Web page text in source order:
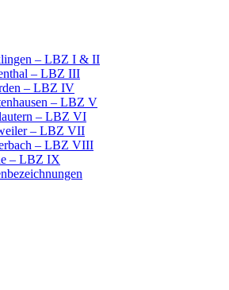
– LBZ I & II
– LBZ III
– LBZ IV
– LBZ V
– LBZ VI
– LBZ VII
– LBZ VIII
– LBZ IX